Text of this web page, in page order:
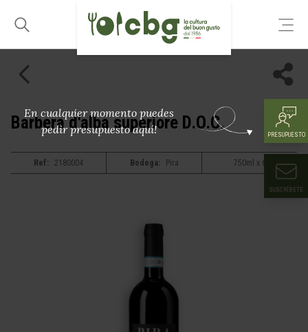
En cualquier momento puedes
pedir presupuesto aquí!
PRESUPUESTO
SUSCRÍBETE
Barbera d'alba superiore D.O.C.
Ref: 2180004 Bodega: Pira 750ml x 6